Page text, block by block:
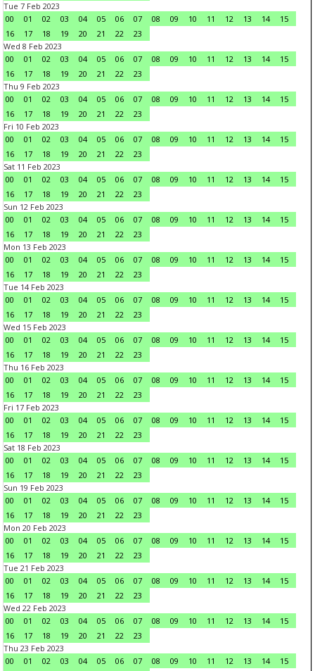
Tue 7 Feb 2023
00
01 02 03 04 05 06 07 08 09 10 11 12 13 14
15
16
17 18 19 20 21 22
23
Wed 8 Feb 2023
00
01 02 03 04 05 06 07 08 09 10 11 12 13 14
15
16
17 18 19 20 21 22
23
Thu 9 Feb 2023
00
01 02 03 04 05 06 07 08 09 10 11 12 13 14
15
16
17 18 19 20 21 22
23
Fri 10 Feb 2023
00
01 02 03 04 05 06 07 08 09 10 11 12 13 14
15
16
17 18 19 20 21 22
23
Sat 11 Feb 2023
00
01 02 03 04 05 06 07 08 09 10 11 12 13 14
15
16
17 18 19 20 21 22
23
Sun 12 Feb 2023
00
01 02 03 04 05 06 07 08 09 10 11 12 13 14
15
16
17 18 19 20 21 22
23
Mon 13 Feb 2023
00
01 02 03 04 05 06 07 08 09 10 11 12 13 14
15
16
17 18 19 20 21 22
23
Tue 14 Feb 2023
00
01 02 03 04 05 06 07 08 09 10 11 12 13 14
15
16
17 18 19 20 21 22
23
Wed 15 Feb 2023
00
01 02 03 04 05 06 07 08 09 10 11 12 13 14
15
16
17 18 19 20 21 22
23
Thu 16 Feb 2023
00
01 02 03 04 05 06 07 08 09 10 11 12 13 14
15
16
17 18 19 20 21 22
23
Fri 17 Feb 2023
00
01 02 03 04 05 06 07 08 09 10 11 12 13 14
15
16
17 18 19 20 21 22
23
Sat 18 Feb 2023
00
01 02 03 04 05 06 07 08 09 10 11 12 13 14
15
16
17 18 19 20 21 22
23
Sun 19 Feb 2023
00
01 02 03 04 05 06 07 08 09 10 11 12 13 14
15
16
17 18 19 20 21 22
23
Mon 20 Feb 2023
00
01 02 03 04 05 06 07 08 09 10 11 12 13 14
15
16
17 18 19 20 21 22
23
Tue 21 Feb 2023
00
01 02 03 04 05 06 07 08 09 10 11 12 13 14
15
16
17 18 19 20 21 22
23
Wed 22 Feb 2023
00
01 02 03 04 05 06 07 08 09 10 11 12 13 14
15
16
17 18 19 20 21 22
23
Thu 23 Feb 2023
00
01 02 03 04 05 06 07 08 09 10 11 12 13 14
15